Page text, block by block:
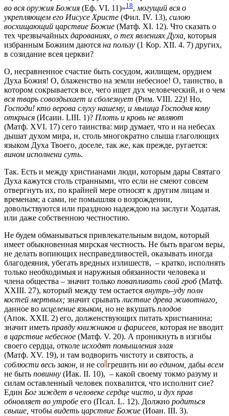
во вся оружия Божия (Еф. VI. 11)»18, могущий вся о
укрепляющем его Иисусе Христе (Фил. IV. 13), силою
восхищающий царствие Божие (Матф. XI. 12). Что сказать о
тех чрезвычайных дарованиях, о тех явлениях Духа, которыя
избранным Божиим даются на пользу (1 Кор. XII. 4. 7) других,
в созидание всея церкви?
О, несравненное счастие быть сосудом, жилищем, орудием
Духа Божия! О, блаженство на земли небесное! О, таинство, в
котором сокрывается все, чего ищет дух человеческий, и о чем
вся тварь совоздыхает и сболезнует (Рим. VIII. 22)! Но,
Господи! кто верова слуху нашему, и мышца Господня кому
открыся (Исаии. LIII. 1)? Плоть и кровь не являют
(Матф. XVI. 17) сего таинства: мир думает, что и на небесах
дышат духом мира, и, столь многократно слыша глаголющих
языком Духа Твоего, доселе, так же, как прежде, ругается:
вином исполнени суть.
Так. Есть и между христианами люди, которым дары Святаго
Духа кажутся столь странными, что если не смеют совсем
отвергнуть их, по крайней мере относят к другим лицам и
временам; а сами, не помышляя о возрождении,
довольствуются или праздною надеждою на заслуги Ходатая,
или даже собственною честностию.
Не будем обманываться привлекательным видом, который
имеет обыкновенная мирская честность. Не быть врагом веры,
не делать вопиющих несправедливостей, оказывать иногда
благодеяния, убегать вредных излишеств, – кратко, исполнять
только необходимыя и наружныя обязанности человека и
члена общества – значит только повапливать свой гроб(Матф.
XXIII. 27), который между тем остается внутрь–уду полн
костей мертвых; значит срывать листвие древа животнаго,
данное во исцеление языком, но не вкушать плодов
(Апок. XXII. 2) его, долженствующих питать христианина;
значит иметь правду книжников и фарисеев, которая не вводит
в царствие небесное (Матф. V. 20). А проникнуть в изгибы
своего сердца, отколе исходят помышления злая
(Матф. XV. 19), и там водворить чистоту и святость, а
соблюсти весь закон, и не со грешить ни во едином, дабы всем
не быть повинну (Иак. II. 10), – какой своему токмо разуму и
силам оставленный человек похвалится, что исполнит сие?
Един Бог зиждет в человеке сердце чисто, и дух прав
обновляет во утробе его (Псал. L. 12). Должно родиться
свыше, чтобы видеть царствие Божие (Иоан. III. 3).